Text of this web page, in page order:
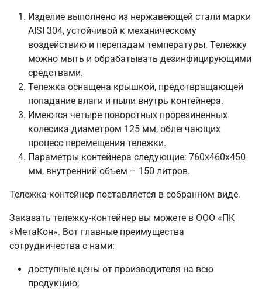
Изделие выполнено из нержавеющей стали марки
AISI 304, устойчивой к механическому
воздействию и перепадам температуры. Тележку
можно мыть и обрабатывать дезинфицирующими
средствами.
Тележка оснащена крышкой, предотвращающей
попадание влаги и пыли внутрь контейнера.
Имеются четыре поворотных прорезиненных
колесика диаметром 125 мм, облегчающих
процесс перемещения тележки.
Параметры контейнера следующие: 760х460х450
мм, внутренний объем – 150 литров.
Тележка-контейнер поставляется в собранном виде.
Заказать тележку-контейнер вы можете в ООО «ПК
«МетаКон». Вот главные преимущества
сотрудничества с нами:
доступные цены от производителя на всю
продукцию;